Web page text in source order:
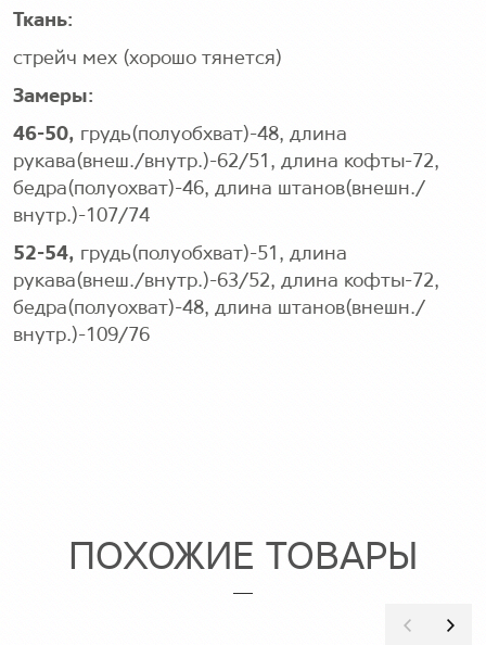
Ткань:
стрейч мех (хорошо тянется)
Замеры:
46-50, грудь(полуобхват)-48, длина
рукава(внеш./внутр.)-62/51, длина кофты-72,
бедра(полуохват)-46, длина штанов(внешн./
внутр.)-107/74
52-54, грудь(полуобхват)-51, длина
рукава(внеш./внутр.)-63/52, длина кофты-72,
бедра(полуохват)-48, длина штанов(внешн./
внутр.)-109/76
ПОХОЖИЕ ТОВАРЫ